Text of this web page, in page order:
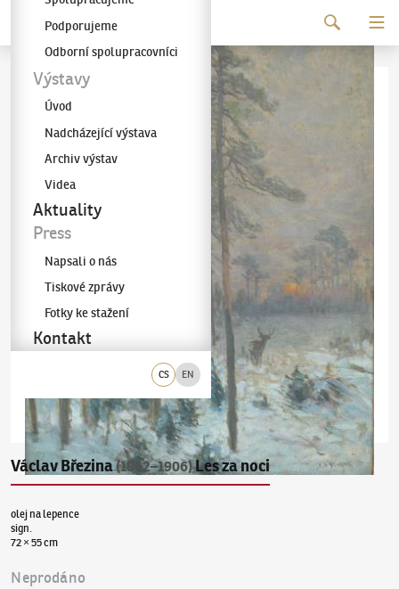
Galerie KODL
CS EN
Podporujeme
Odborní spolupracovníci
Výstavy
Úvod
Nadcházející výstava
Archiv výstav
Videa
Aktuality
Press
Napsali o nás
Tiskové zprávy
Fotky ke stažení
Kontakt
Václav Březina(1862–1906)Les za noci
olej na lepence
sign.
72 × 55 cm
Neprodáno